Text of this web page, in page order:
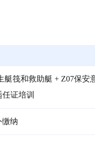
艇筏和救助艇 + Z07保安
证培训
缴纳